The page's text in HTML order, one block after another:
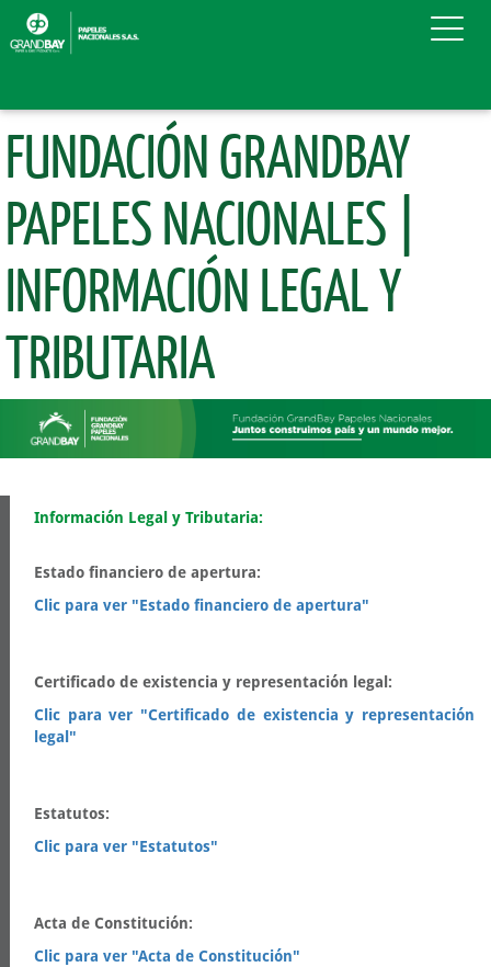
FUNDACIÓN GRANDBAY
PAPELES NACIONALES |
INFORMACIÓN LEGAL Y
TRIBUTARIA
Información Legal y Tributaria:
Estado financiero de apertura:
Clic para ver "Estado financiero de apertura"
Certificado de existencia y representación legal:
Clic para ver "Certificado de existencia y representación
legal"
Estatutos:
Clic para ver "Estatutos"
Acta de Constitución:
Clic para ver "Acta de Constitución"